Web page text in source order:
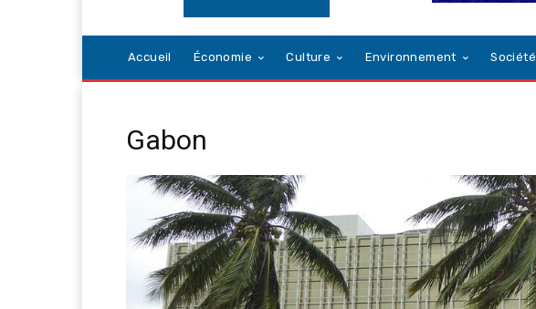
Accueil Économie Culture Environnement Société
Gabon